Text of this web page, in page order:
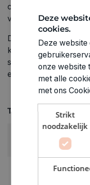
certificering
verantwoorde en
De houten kralen zijn
kunnen daarom ook
sieraden of in
en peuters.
Technische
LEVERANCIERSKLEUR:
Deze
cookies.
Deze
onze website
met alle
met ons
Strikt
noodzakelijk